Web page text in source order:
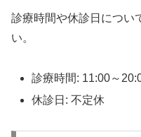
診療時間や休診日につい
い。
診療時間: 11:00～
休診日: 不定休